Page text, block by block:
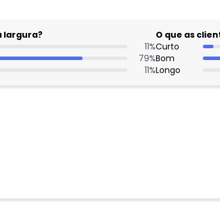
largura?
11%
79%
11%
O que as
Curto
Bom
Longo